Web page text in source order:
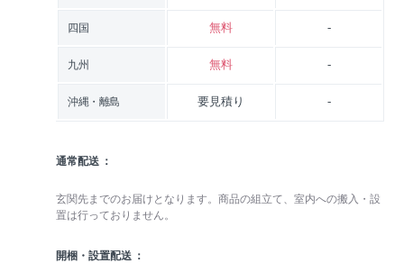
四国 無料 -
九州 無料 -
沖縄・離島 要見積り -
通常配送
玄関先までのお届けとなります。商品の組立て、室内への搬入・設
置は行っておりません。
開梱・設置配送